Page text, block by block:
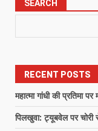
SEARCH
RECENT POSTS
महात्मा गांधी की प्रतिमा पर
पिलखुवा: ट्यूबवेल पर